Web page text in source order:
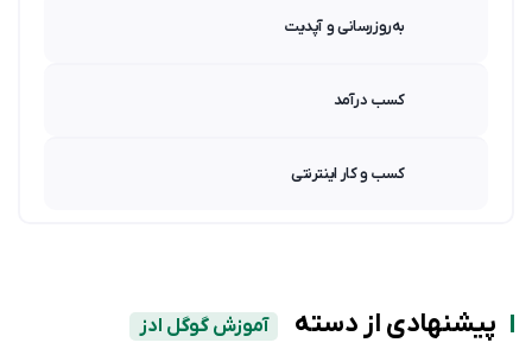
به‌روزرسانی و آپدیت
کسب درآمد
کسب و کار اینترنتی
پیشنهادی از دسته آموزش گوگل ادز